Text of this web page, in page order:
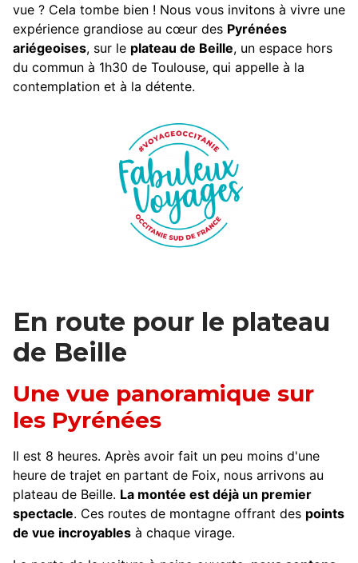
vue ? Cela tombe bien ! Nous vous invitons à vivre une
expérience grandiose au cœur des Pyrénées
ariégeoises, sur le plateau de Beille, un espace hors
du commun à 1h30 de Toulouse, qui appelle à la
contemplation et à la détente.
En route pour le plateau
de Beille
Une vue panoramique sur
les Pyrénées
Il est 8 heures. Après avoir fait un peu moins d'une
heure de trajet en partant de Foix, nous arrivons au
plateau de Beille. La montée est déjà un premier
spectacle. Ces routes de montagne offrant des points
de vue incroyables à chaque virage.